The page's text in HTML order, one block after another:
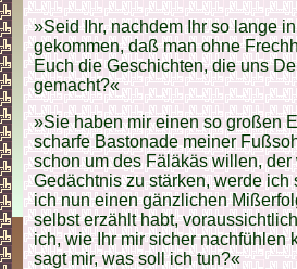
»Seid Ihr, nachdem Ihr so lange
gekommen, daß man ohne
Euch die Geschichten, die uns
gemacht?«
»Sie haben mir einen so großen
scharfe Bastonade meiner
schon um des Fäläkäs willen,
Gedächtnis zu stärken, werde
ich nun einen gänzlichen
selbst erzählt habt,
ich, wie Ihr mir sicher nachfühlen
sagt mir, was soll ich tun?«